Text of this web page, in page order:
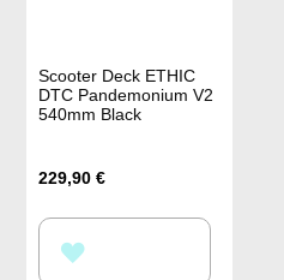
Scooter Deck ETHIC
DTC Pandemonium V2
540mm Black
229,90 €